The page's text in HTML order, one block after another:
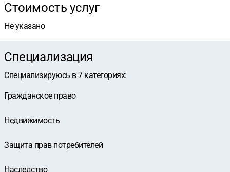
Стоимость услуг
Не указано
Специализация
Специализируюсь в7 категориях:
Гражданское право
Недвижимость
Защита прав потребителей
Наследство